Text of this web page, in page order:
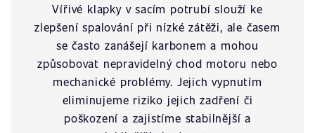
Vířivé klapky v sacím potrubí slouží ke
zlepšení spalování při nízké zátěži, ale časem
se často zanášejí karbonem a mohou
způsobovat nepravidelný chod motoru nebo
mechanické problémy. Jejich vypnutím
eliminujeme riziko jejich zadření či
poškození a zajistíme stabilnější a